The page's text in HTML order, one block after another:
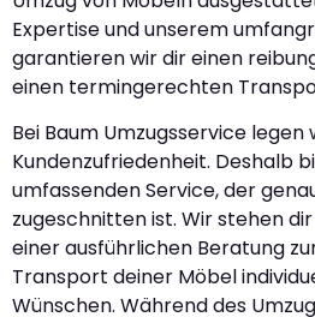
Expertise und unserem
garantieren wir dir einen
einen termingerechten
Bei Baum Umzugsservice
Kundenzufriedenheit. Deshalb
umfassenden Service, der
zugeschnitten ist. Wir stehen
einer ausführlichen Beratung
Transport deiner Möbel
Wünschen. Während des